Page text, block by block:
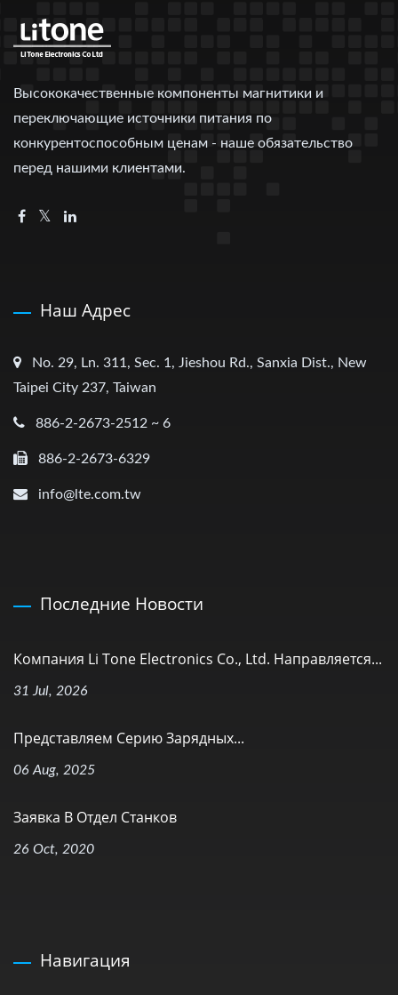
Высококачественные компоненты магнитики и
переключающие источники питания по
конкурентоспособным ценам - наше обязательство
перед нашими клиентами.
Наш Адрес
No. 29, Ln. 311, Sec. 1, Jieshou Rd., Sanxia Dist., New
Taipei City 237, Taiwan
886-2-2673-2512 ~ 6
886-2-2673-6329
info@lte.com.tw
Последние Новости
Компания Li Tone Electronics Co., Ltd. Направляется...
31 Jul, 2026
Представляем Серию Зарядных...
06 Aug, 2025
Заявка В Отдел Станков
26 Oct, 2020
Навигация